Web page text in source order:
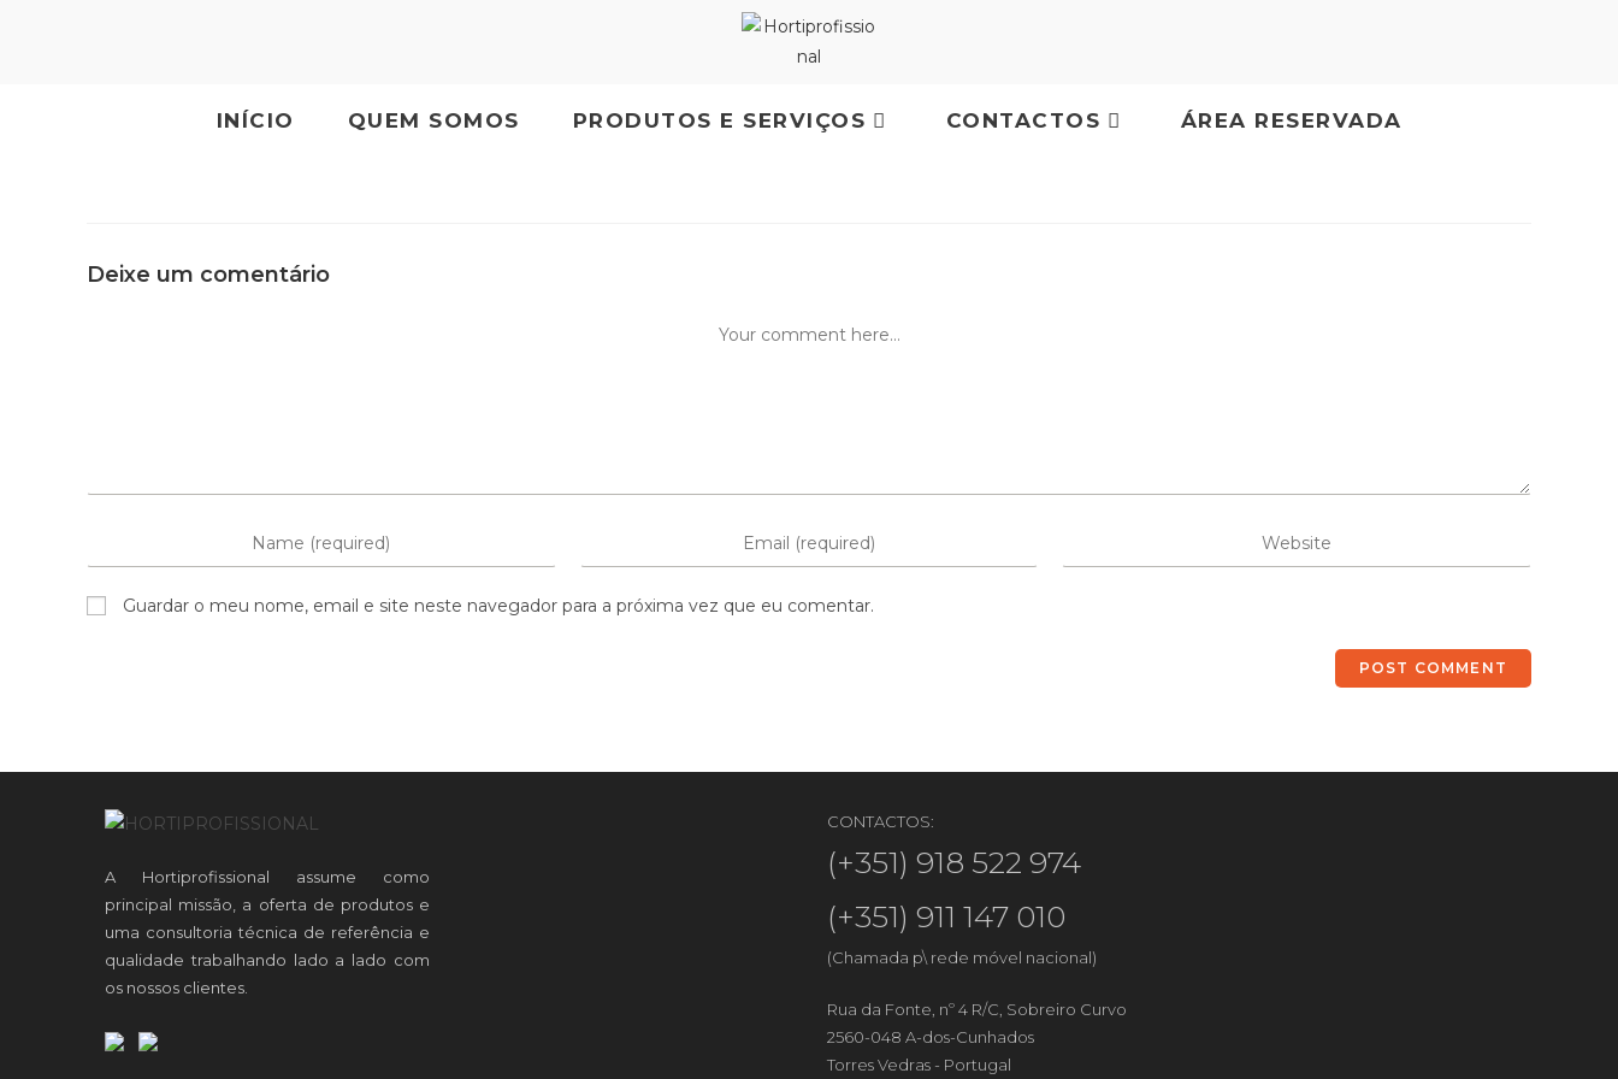
INÍCIO QUEM SOMOS PRODUTOS E SERVIÇOS CONTACTOS ÁREA RESERVADA
Deixe um comentário
Guardar o meu nome, email e site neste navegador para a próxima vez que eu comentar.
A Hortiprofissional assume como
principal missão, a oferta de produtos e
uma consultoria técnica de referência e
qualidade trabalhando lado a lado com
os nossos clientes.
CONTACTOS:
(+351) 918 522 974
(+351) 911 147 010
(Chamada p\ rede móvel nacional)
Rua da Fonte, nº 4 R/C, Sobreiro Curvo
2560-048 A-dos-Cunhados
Torres Vedras - Portugal